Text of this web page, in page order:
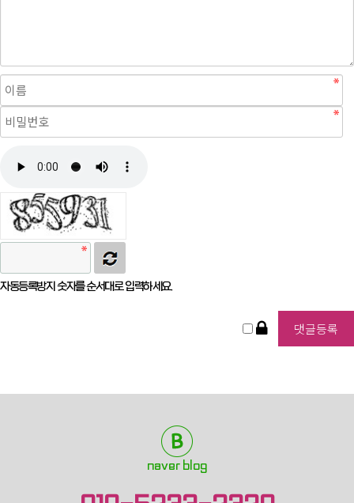
자동등록방지 숫자를 순서대로 입력하세요.
naver blog